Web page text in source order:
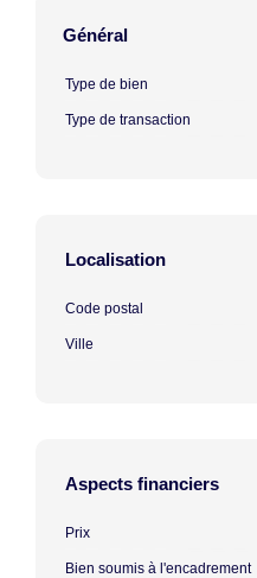
Général
Type de bien
Type de transaction
Localisation
Code postal
Ville
Aspects financiers
Prix
Bien soumis à l'encadrement